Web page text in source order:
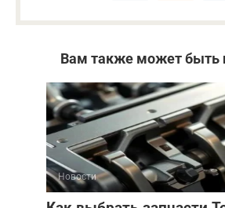
Вам также может быть
Новости